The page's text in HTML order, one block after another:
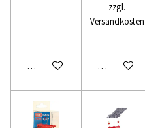
In den Warenkorb
zzgl.
Versandkosten
In den